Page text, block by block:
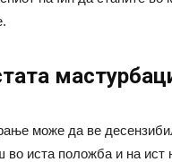
може да ве
во иста положба и на